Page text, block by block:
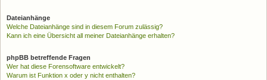
Dateianhänge
Welche Dateianhänge sind in diesem Forum zulässig?
Kann ich eine Übersicht all meiner Dateianhänge erhalten?
phpBB betreffende Fragen
Wer hat diese Forensoftware entwickelt?
Warum ist Funktion x oder y nicht enthalten?